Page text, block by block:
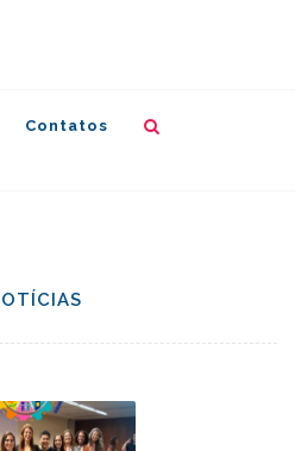
Contatos